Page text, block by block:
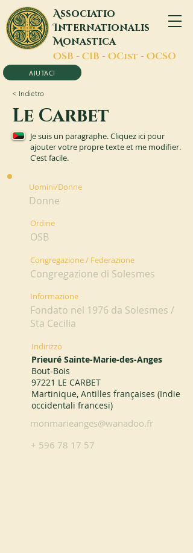
Associatio
Internationalis
Monastica
OSB - CIB - OCist - OCSO
AIUTACI
< Indietro
Le Carbet
Je suis un paragraphe. Cliquez ici pour
ajouter votre propre texte et me modifier.
C'est facile.
Uomini/Donne
Donne
Ordine
OSB
Congregazione / Federazione
Congregazione di Solesmes
Informazione
Fondato nel 1976 da Solesmes /
Sta Cecilia
Indirizzo
Prieuré Sainte-Marie-des-Anges
Bout-Bois
97221 LE CARBET
Martinique, Antilles françaises (Indie
occidentali francesi)
monmarieanges@wanadoo.fr
+ 596 78 17 57